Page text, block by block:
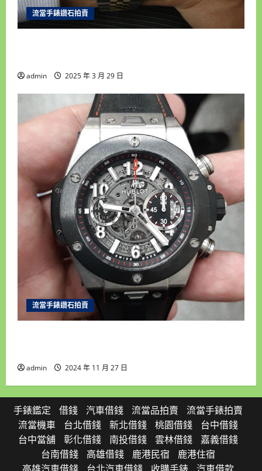
流當手錶鑽石拍賣
admin 2025 年 3 月 29 日
流當手錶鑽石拍賣
admin 2024 年 11 月 27 日
手錶鑑定 借錢 汽車借錢 流當品拍賣
流當手錶拍賣
流當機車
台北借錢 新北借錢 桃園借錢
台中借錢
台中當舖
彰化借錢 南投借錢 雲林借錢
嘉義借錢
台南借錢
高雄借錢 鹿港民宿
鹿港住宿